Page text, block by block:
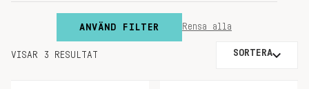
ANVÄND FILTER Rensa alla
VISAR 3 RESULTAT SORTERA